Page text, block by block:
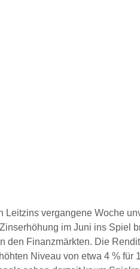
vergangene Woche
im Juni ins Spiel
den Finanzmärkten. Die
Niveau von etwa 4 % für